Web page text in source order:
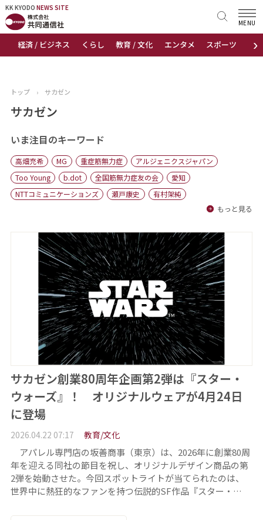
KK KYODO NEWS SITE
›
経済 / ビジネス くらし 教育 / 文化 エンタメ スポーツ 地域
MENU
KK KYODONEWS SITE
トップページ
ニュース
おすすめコンテンツ
出版物
会社概要
トップ › サカゼン
サカゼン
いま注目のキーワード
高畑充希 MG 重症筋無力症
アルジェニクスジャパン
Too Young
b.dot 全国筋無力症友の会
愛知
NTTコミュニケーションズ
瀬戸康史
有村架純
もっと見る
サカゼン創業80周年企画第2弾は『スター・
ウォーズ』！ オリジナルウェアが4月24日
に登場
2026.04.22 07:17 教育/文化
アパレル専門店の坂善商事（東京）は、2026年に創業80周
年を迎える同社の節目を祝し、オリジナルデザイン商品の第
2弾を始動させた。今回スポットライトが当てられたのは、
世界中に熱狂的なファンを持つ伝説的SF作品『スター・…